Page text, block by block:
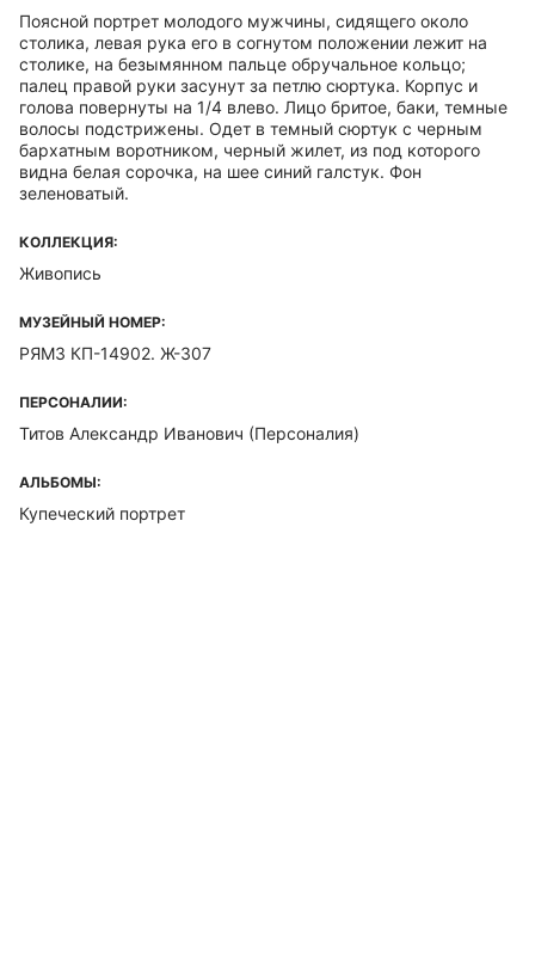
Поясной портрет молодого мужчины, сидящего около
столика, левая рука его в согнутом положении лежит на
столике, на безымянном пальце обручальное кольцо;
палец правой руки засунут за петлю сюртука. Корпус и
голова повернуты на 1/4 влево. Лицо бритое, баки, темные
волосы подстрижены. Одет в темный сюртук с черным
бархатным воротником, черный жилет, из под которого
видна белая сорочка, на шее синий галстук. Фон
зеленоватый.
КОЛЛЕКЦИЯ:
Живопись
МУЗЕЙНЫЙ НОМЕР:
РЯМЗ КП-14902. Ж-307
ПЕРСОНАЛИИ:
Титов Александр Иванович (Персоналия)
АЛЬБОМЫ:
Купеческий портрет